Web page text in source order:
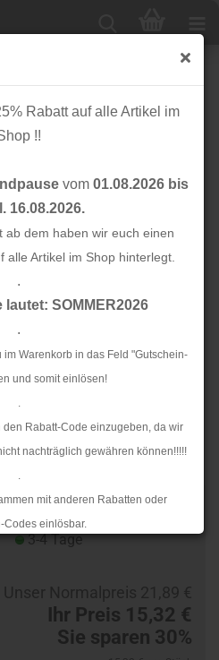
Rabatt auf alle Artikel im
!!
vom 01.08.2026 bis
16.08.2026.
ab dem haben wir euch einen
alle Artikel im Shop hinterlegt.
.
lautet: SOMMER2026
.
Warenkorb in das Feld "Gutschein-
und somit einlösen!
.
den Rabatt-Code einzugeben, da wir
nachträglich gewähren können!!!!!
.
mit anderen Rabatten oder
Codes einlösbar.
.
- Pipa - light brown -
3-4 Tage
Ihr Preis 15,32 €
Sie sparen 30%